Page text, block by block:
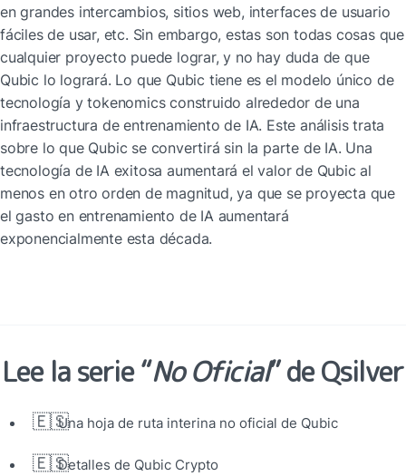
en grandes intercambios, sitios web, interfaces de usuario
fáciles de usar, etc. Sin embargo, estas son todas cosas que
cualquier proyecto puede lograr, y no hay duda de que
Qubic lo logrará. Lo que Qubic tiene es el modelo único de
tecnología y tokenomics construido alrededor de una
infraestructura de entrenamiento de IA. Este análisis trata
sobre lo que Qubic se convertirá sin la parte de IA. Una
tecnología de IA exitosa aumentará el valor de Qubic al
menos en otro orden de magnitud, ya que se proyecta que
el gasto en entrenamiento de IA aumentará
exponencialmente esta década.
Lee la serie “No Oficial” de Qsilver
🇪🇸Una hoja de ruta interina no oficial de Qubic
🇪🇸Detalles de Qubic Crypto